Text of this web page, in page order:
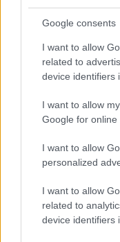
Google consents
I want to allow
related to
device identifiers
I want to allow
Google for
I want to allow
personalized
I want to allow
related to
device identifiers
Διαβάστε
στο
Η
στην